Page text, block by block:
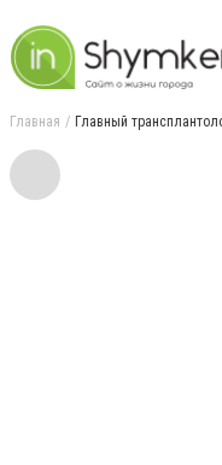
Главная Главный